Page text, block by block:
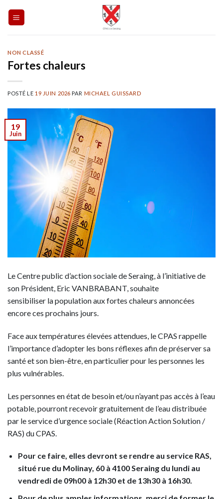
NON CLASSÉ
Fortes chaleurs
POSTÉ LE 19 JUIN 2026 PAR MICHAEL GUISSARD
19
Juin
Le Centre public d’action sociale de Seraing, à l’initiative de
son Président, Eric VANBRABANT, souhaite
sensibiliser la population aux fortes chaleurs annoncées
encore ces prochains jours.
Face aux températures élevées attendues, le CPAS rappelle
l’importance d’adopter les bons réflexes afin de préserver sa
santé et son bien-être, en particulier pour les personnes les
plus vulnérables.
Les personnes en état de besoin et/ou n’ayant pas accès à l’eau
potable, pourront recevoir gratuitement de l’eau distribuée
par le service d’urgence sociale (Réaction Action Solution /
RAS) du CPAS.
Pour ce faire, elles devront se rendre au service RAS,
situé rue du Molinay, 60 à 4100 Seraing du lundi au
vendredi de 09h00 à 12h30 et de 13h30 à 16h30.